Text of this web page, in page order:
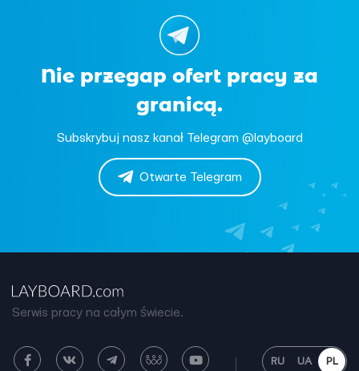
Nie przegap ofert pracy za
granicą.
Subskrybuj nasz kanał Telegram @layboard
Otwarte Telegram
Serwis pracy na całym świecie.
RU UA PL